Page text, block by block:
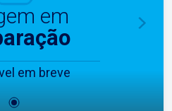
em
em breve